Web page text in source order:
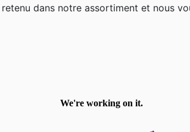
nombreuses reprises, et, à chaque fois,
Quelques éléments de mon
portait sur le père de l’Eglise Grégoire de
et en même temps professeur de
dans notre assortiment et nous